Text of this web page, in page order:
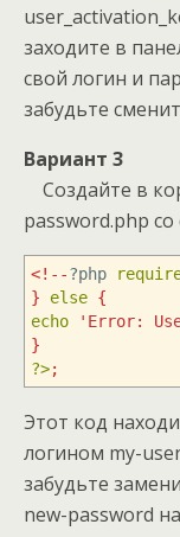
заходите в
свой логин и
забудьте
Вариант 3
Создайте в
password.php
<!--?php
}
else {
echo
'Error:
}
?>;
Этот код
логином my-
забудьте
new-password